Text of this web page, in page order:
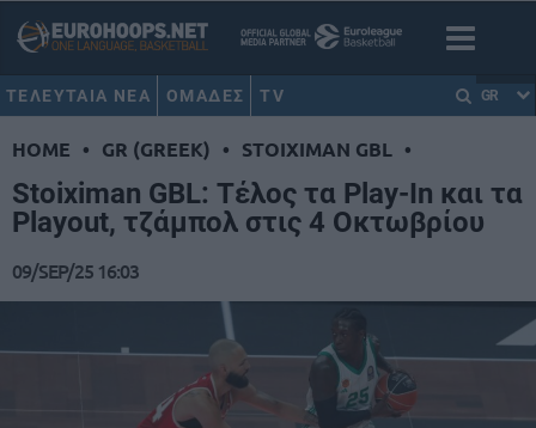
ΤΕΛΕΥΤΑΙΑ ΝΕΑ ΟΜΑΔΕΣ TV GR
HOME • GR (GREEK) • STOIXIMAN GBL •
Stoiximan GBL: Τέλος τα Play-In και τα
Playοut, τζάμπολ στις 4 Οκτωβρίου
09/SEP/25 16:03